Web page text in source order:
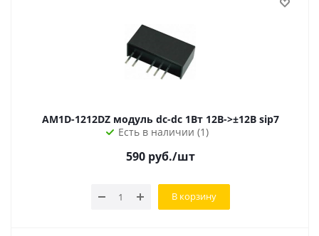
AM1D-1212DZ модуль dc-dc 1Вт 12В->±12В sip7
Есть в наличии (1)
590руб./шт
В корзину